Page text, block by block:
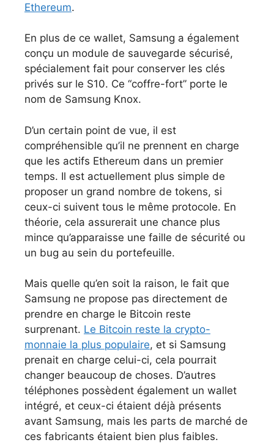
Ethereum.
En plus de ce wallet, Samsung a également
conçu un module de sauvegarde sécurisé,
spécialement fait pour conserver les clés
privés sur le S10. Ce “coffre-fort” porte le
nom de Samsung Knox.
D’un certain point de vue, il est
compréhensible qu’il ne prennent en charge
que les actifs Ethereum dans un premier
temps. Il est actuellement plus simple de
proposer un grand nombre de tokens, si
ceux-ci suivent tous le même protocole. En
théorie, cela assurerait une chance plus
mince qu’apparaisse une faille de sécurité ou
un bug au sein du portefeuille.
Mais quelle qu’en soit la raison, le fait que
Samsung ne propose pas directement de
prendre en charge le Bitcoin reste
surprenant. Le Bitcoin reste la crypto-
monnaie la plus populaire, et si Samsung
prenait en charge celui-ci, cela pourrait
changer beaucoup de choses. D’autres
téléphones possèdent également un wallet
intégré, et ceux-ci étaient déjà présents
avant Samsung, mais les parts de marché de
ces fabricants étaient bien plus faibles.